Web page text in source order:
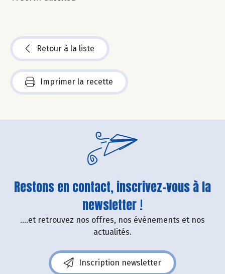
Retour à la liste
Imprimer la recette
Restons en contact, inscrivez-vous à la
newsletter !
....et retrouvez nos offres, nos événements et nos
actualités.
Inscription newsletter